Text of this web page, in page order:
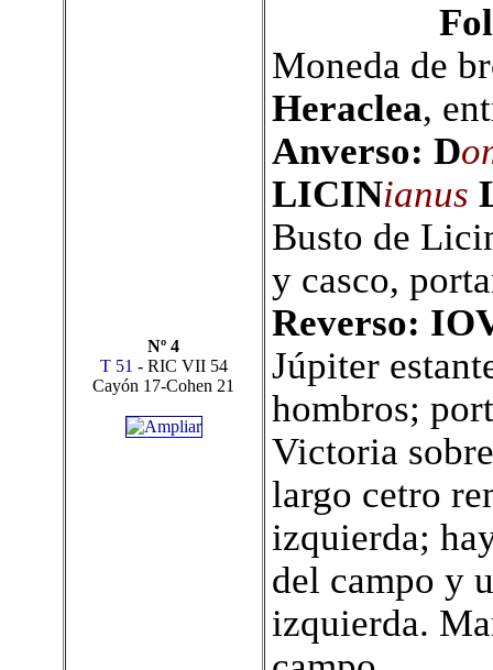
Nº 4
T 51 - RIC VII 54
Cayón 17-Cohen 21
Moneda de
Heraclea,
Anverso: D
LICINianus
Busto de
y casco,
Reverso:
Júpiter
hombros;
Victoria
largo cetro
izquierda;
del campo y
izquierda.